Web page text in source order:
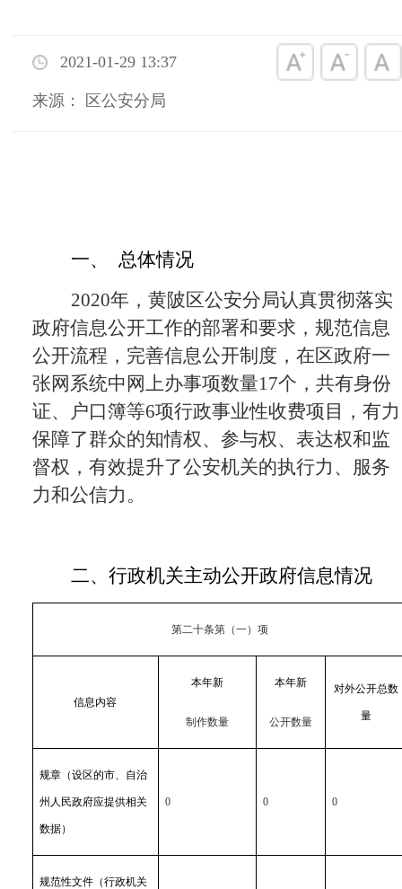
2021-01-29 13:37
来源： 区公安分局
一、 总体情况
2020年，黄陂区公安分局认真贯彻落实
政府信息公开工作的部署和要求，规范信息
公开流程，完善信息公开制度，在区政府一
张网系统中网上办事项数量17个，共有身份
证、户口簿等6项行政事业性收费项目，有力
保障了群众的知情权、参与权、表达权和监
督权，有效提升了公安机关的执行力、服务
力和公信力。
二、行政机关主动公开政府信息情况
第二十条第（一）项
信息内容
本年新
制作数量
本年新
公开数量
对外公开总数
量
规章（设区的市、自治
州人民政府应提供相关
数据）
0 0 0
规范性文件（行政机关